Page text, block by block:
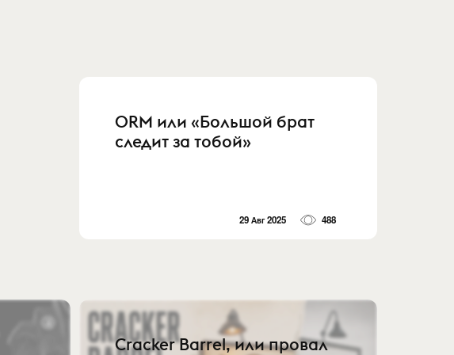
ORM или «Большой брат
следит за тобой»
29 Авг 2025 488
Cracker Barrel, или провал